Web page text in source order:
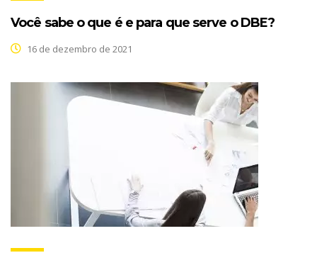
Você sabe o que é e para que serve o DBE?
16 de dezembro de 2021